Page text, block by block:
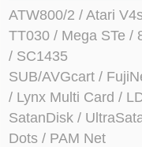
ATW800/2 / Atari
TT030 / Mega STe /
/ SC1435
SUB/AVGcart /
/ Lynx Multi Card /
SatanDisk /
Dots / PAM Net